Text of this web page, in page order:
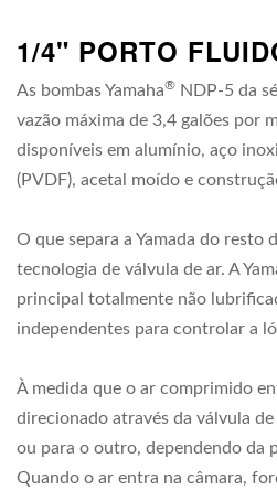
1/4" PORTO
As bombas Yamaha® NDP-5 da
vazão máxima de 3,4 galões por
disponíveis em alumínio, aço
(PVDF), acetal moído e
O que separa a Yamada do resto
tecnologia de válvula de ar. A
principal totalmente não
independentes para controlar a
À medida que o ar comprimido
direcionado através da válvula
ou para o outro, dependendo da
Quando o ar entra na câmara,